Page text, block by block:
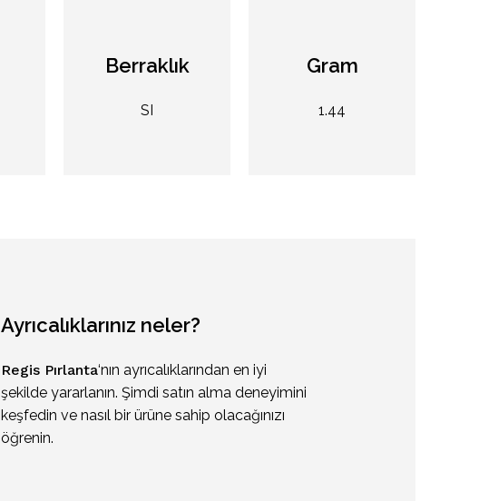
Berraklık
SI
Gram
1.44
Ayrıcalıklarınız neler?
Regis Pırlanta‘nın ayrıcalıklarından en iyi
şekilde yararlanın. Şimdi satın alma deneyimini
keşfedin ve nasıl bir ürüne sahip olacağınızı
öğrenin.